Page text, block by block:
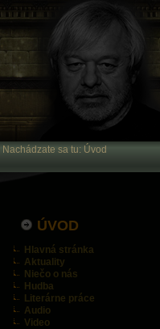
Nachádzate sa tu: Úvod
ÚVOD
Hlavná stránka
Aktuality
Niečo o nás
Hudba
Literárne práce
Audio
Video